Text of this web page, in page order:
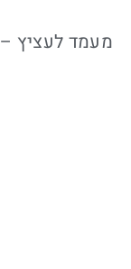
מעמד לעציץ –